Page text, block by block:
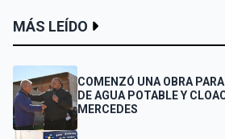
MÁS LEÍDO
COMENZÓ UNA OBRA
DE AGUA POTABLE Y
MERCEDES